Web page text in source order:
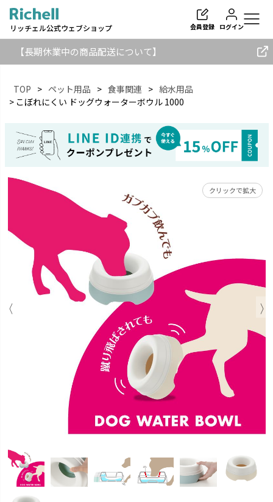
リッチェル公式ウェブショップ 会員登録 ログイン
【長期休業中の商品配送について】
TOP ペット用品 食事関連
給水用品
こぼれにくい ドッグウォーターボウル 1000
クリックで拡大